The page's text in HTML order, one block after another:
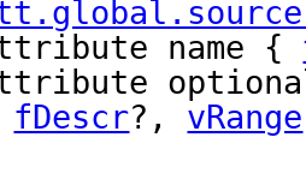
attribute name {
attribute
fDescr?, vRange